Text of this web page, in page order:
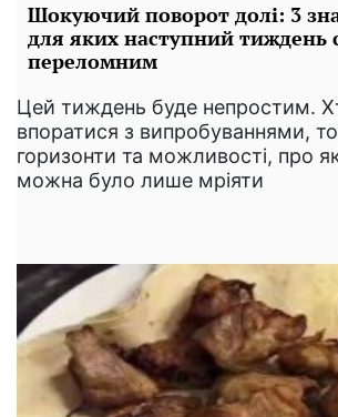
Шокуючий поворот долі: 3
для яких наступний тиждень
переломним
Цей тиждень буде непростим.
впоратися з випробуваннями,
горизонти та можливості, про
можна було лише мріяти